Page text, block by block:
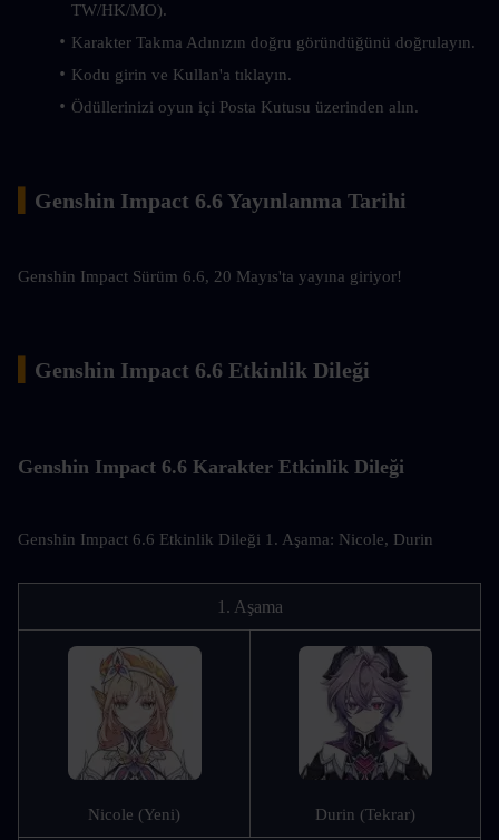
TW/HK/MO).
Karakter Takma Adınızın doğru göründüğünü doğrulayın.
Kodu girin ve Kullan'a tıklayın.
Ödüllerinizi oyun içi Posta Kutusu üzerinden alın.
Genshin Impact 6.6 Yayınlanma Tarihi
Genshin Impact Sürüm 6.6, 20 Mayıs'ta yayına giriyor!
Genshin Impact 6.6 Etkinlik Dileği
Genshin Impact 6.6 Karakter Etkinlik Dileği
Genshin Impact 6.6 Etkinlik Dileği 1. Aşama: Nicole, Durin
1. Aşama
Nicole (Yeni) Durin (Tekrar)